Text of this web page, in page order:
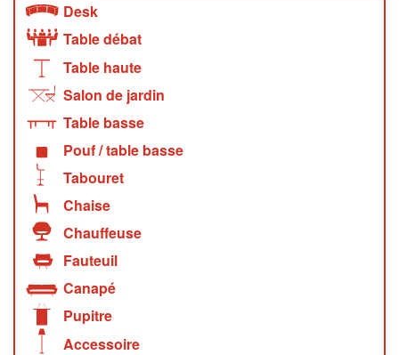
Desk
Table débat
Table haute
Salon de jardin
Table basse
Pouf / table basse
Tabouret
Chaise
Chauffeuse
Fauteuil
Canapé
Pupitre
Accessoire